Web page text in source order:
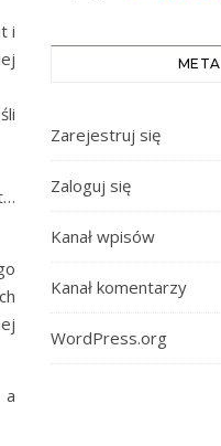
i
a
META
Zarejestruj się
Zaloguj się
Kanał wpisów
Kanał komentarzy
WordPress.org